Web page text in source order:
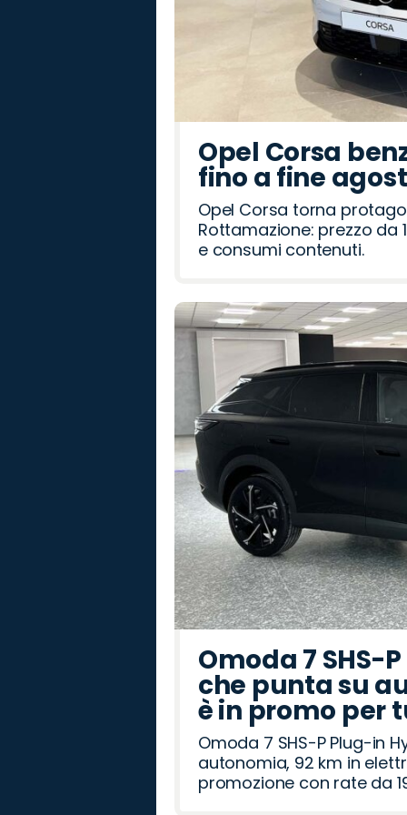
Opel Corsa
fino a fine
Opel Corsa torna
Rottamazione: prezzo da
e consumi contenuti.
Omoda 7 SHS-
che punta su
è in promo per
Omoda 7 SHS-P Plug-in
autonomia, 92 km in
promozione con rate da